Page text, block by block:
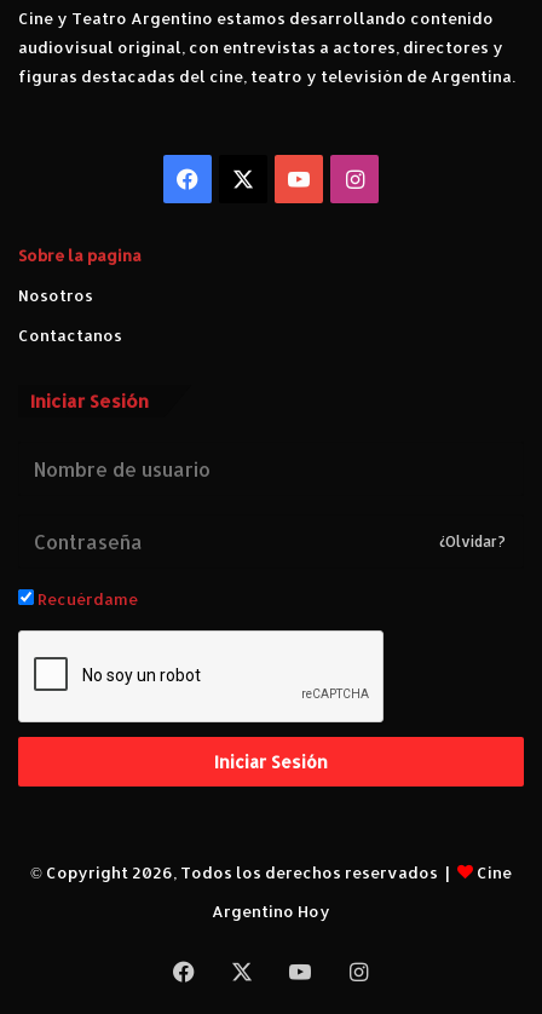
Cine y Teatro Argentino estamos desarrollando contenido
audiovisual original, con entrevistas a actores, directores y
figuras destacadas del cine, teatro y televisión de Argentina.
Facebook YouTubeInstagram
Sobre la pagina
Nosotros
Contactanos
Iniciar Sesión
¿Olvidar?
Recuérdame
Iniciar Sesión
© Copyright 2026, Todos los derechos reservados |
Cine
Argentino Hoy
Facebook YouTubeInstagram